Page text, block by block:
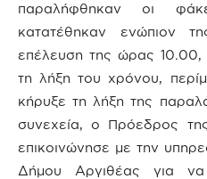
παραλήφθηκαν οι
κατατέθηκαν ενώπιον
επέλευση της ώρας
τη λήξη του χρόνου,
κήρυξε τη λήξη της
συνεχεία, ο Πρόεδρος
επικοινώνησε με την
Δήμου Αργιθέας για να